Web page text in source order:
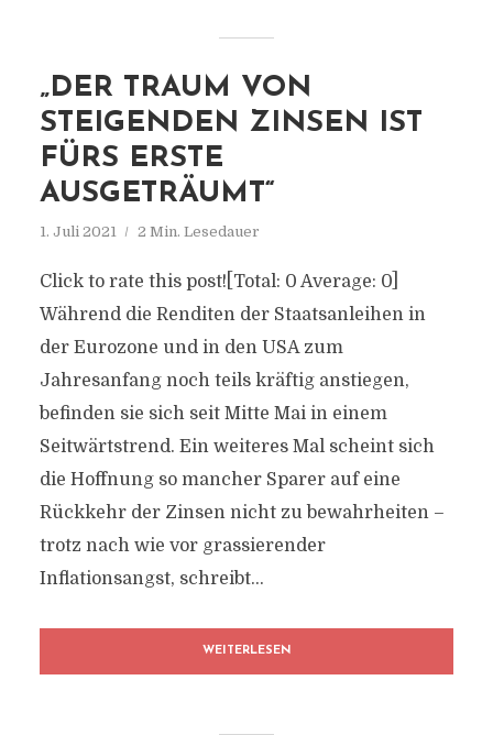
„DER TRAUM VON
STEIGENDEN ZINSEN IST
FÜRS ERSTE
AUSGETRÄUMT“
1. Juli 2021 2 Min. Lesedauer
Click to rate this post![Total: 0 Average: 0]
Während die Renditen der Staatsanleihen in
der Eurozone und in den USA zum
Jahresanfang noch teils kräftig anstiegen,
befinden sie sich seit Mitte Mai in einem
Seitwärtstrend. Ein weiteres Mal scheint sich
die Hoffnung so mancher Sparer auf eine
Rückkehr der Zinsen nicht zu bewahrheiten –
trotz nach wie vor grassierender
Inflationsangst, schreibt...
WEITERLESEN